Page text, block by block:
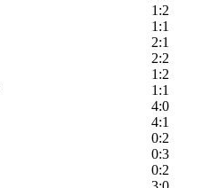
1:2
1:1
2:1
2:2
1:2
1:1
4:0
4:1
0:2
0:3
0:2